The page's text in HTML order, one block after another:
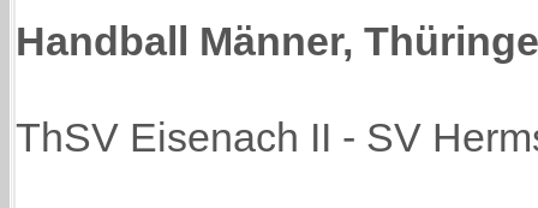
Handball Männer,
ThSV Eisenach II - SV